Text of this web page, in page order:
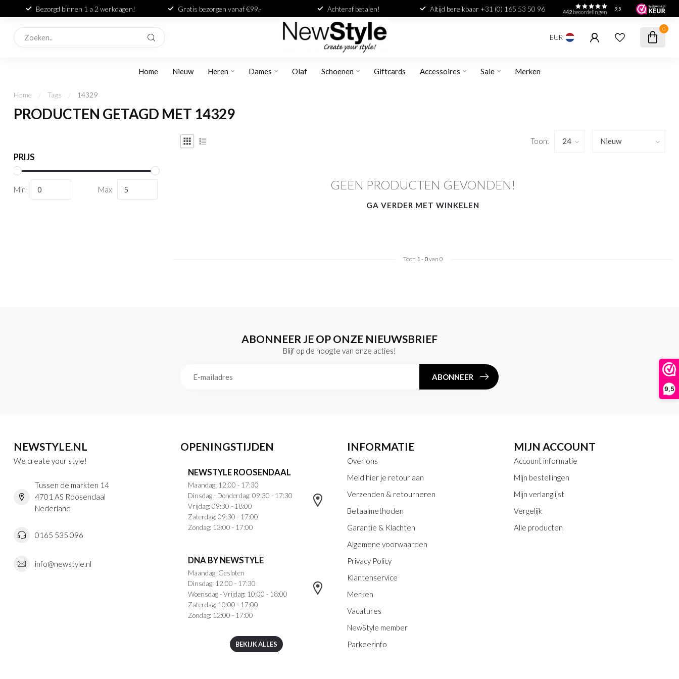
9,5
Bezorgd binnen 1 a 2 werkdagen! Gratis bezorgen vanaf €99,- Achteraf betalen! Altijd bereikbaar +31 (0) 165 53 50 96 442beoordelingen
9.5
EUR
0
Home Nieuw Heren Dames Olaf Schoenen Giftcards Accessoires Sale Merken
Home / Tags / 14329
PRODUCTEN GETAGD MET 14329
PRIJS
Min Max
Toon:
GEEN PRODUCTEN GEVONDEN!
GA VERDER MET WINKELEN
Toon 1- 0van 0
ABONNEER JE OP ONZE NIEUWSBRIEF
Blijf op de hoogte van onze acties!
ABONNEER
NEWSTYLE.NL
We create your style!
Tussen de markten 14
4701 AS Roosendaal
Nederland
0165 535 096
info@newstyle.nl
OPENINGSTIJDEN
NEWSTYLE ROOSENDAAL
Maandag: 12:00 - 17:30
Dinsdag - Donderdag: 09:30 - 17:30
Vrijdag: 09:30 - 18:00
Zaterdag: 09:30 - 17:00
Zondag: 13:00 - 17:00
DNA BY NEWSTYLE
Maandag: Gesloten
Dinsdag: 12:00 - 17:30
Woensdag - Vrijdag: 10:00 - 18:00
Zaterdag: 10:00 - 17:00
Zondag: 12:00 - 17:00
BEKIJK ALLES
INFORMATIE
Over ons
Meld hier je retour aan
Verzenden & retourneren
Betaalmethoden
Garantie & Klachten
Algemene voorwaarden
Privacy Policy
Klantenservice
Merken
Vacatures
NewStyle member
Parkeerinfo
MIJN ACCOUNT
Account informatie
Mijn bestellingen
Mijn verlanglijst
Vergelijk
Alle producten